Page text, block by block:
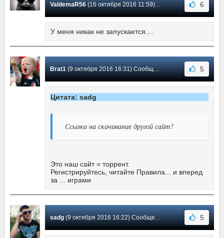
ValdemaR56(16 октября 2016 11:59) Сообщение #7 6
У меня никак не запускается....
Brat1(9 октября 2016 16:31) Сообщение #6 5
Цитата: sadg
Ссылка на скачивание другой сайт?
Это наш сайт = торрент.
Регистрируйтесь, читайте Правила... и вперед
за ... играми
sadg(9 октября 2016 16:22) Сообщение #5 5